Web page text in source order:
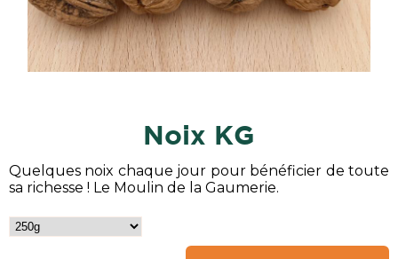
noix KG
Quelques noix chaque jour pour bénéficier de toute
sa richesse ! Le Moulin de la Gaumerie.